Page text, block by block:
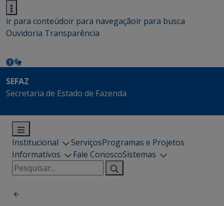
ir para conteúdoir para navegaçãoir para busca
Ouvidoria Transparência
SEFAZ
Secretaria de Estado de Fazenda
Institucional ServiçosProgramas e Projetos
Informativos
Fale ConoscoSistemas
Pesquisar
por: